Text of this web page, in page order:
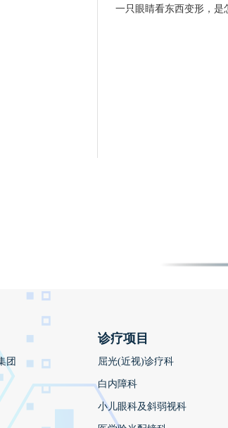
一只眼睛看东西变形，是
团
诊疗项目
屈光(近视)诊疗科
白内障科
小儿眼科及斜弱视科